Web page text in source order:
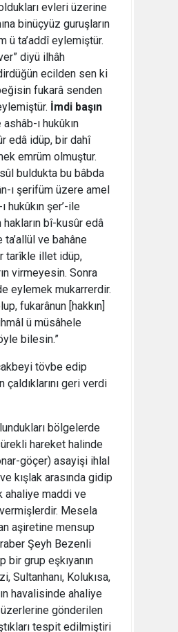
evleri üzerine
binüçyüz guruşların
ü ta’addî eylemiştür.
diyü ilhâh
ecilden sen ki
fukarâ senden
İmdi başın
ashâb-ı hukûkın
edâ idüp, bir dahî
emrüm olmuştur.
buldukta bu bâbda
ı şerifüm üzere amel
hukûkın şer’-ile
bî-kusûr edâ
ve bahâne
tarîkle illet idüp,
virmeyesin. Sonra
eylemek mukarrerdir.
fukarânun [hakkın]
ü müsâhele
bilesin.”
tövbe edip
çaldıklarını geri verdi
bölgelerde
hareket halinde
göçer) asayişi ihlal
kışlak arasında gidip
ahaliye maddi ve
Mesela
aşiretine mensup
Şeyh Bezenli
bir grup eşkıyanın
Sultanhanı, Kolukısa,
havalisinde ahaliye
gönderilen
tespit edilmiştiri